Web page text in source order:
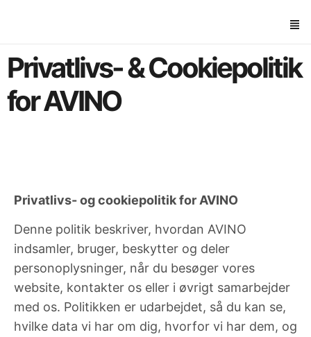
Privatlivs- & Cookiepolitik
for AVINO
Privatlivs- og cookiepolitik for AVINO
Denne politik beskriver, hvordan AVINO
indsamler, bruger, beskytter og deler
personoplysninger, når du besøger vores
website, kontakter os eller i øvrigt samarbejder
med os. Politikken er udarbejdet, så du kan se,
hvilke data vi har om dig, hvorfor vi har dem, og